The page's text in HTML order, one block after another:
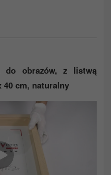
do obrazów, z listwą
40 cm, naturalny